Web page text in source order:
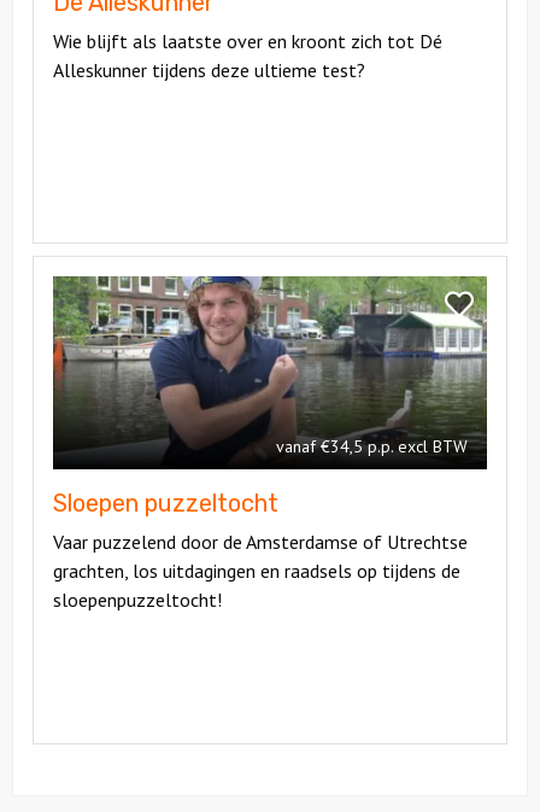
Wie blijft als laatste over en kroont zich tot Dé
Alleskunner tijdens deze ultieme test?
Bekijk
Sloepen
vanaf €34,5 p.p. excl BTW
Sloepen puzzeltocht
Vaar puzzelend door de Amsterdamse of Utrechtse
grachten, los uitdagingen en raadsels op tijdens de
sloepenpuzzeltocht!
Bekijk
Sloepen
puzzeltocht